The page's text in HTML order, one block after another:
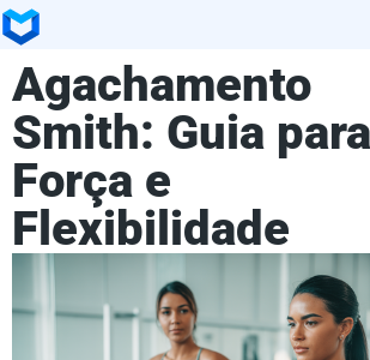
Agachamento
Smith: Guia para
Força e
Flexibilidade